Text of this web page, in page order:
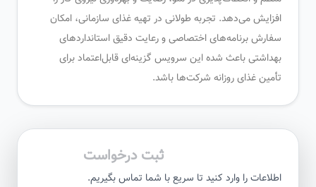
افزایش می‌دهد. تجربه طولانی در تهیه غذای سازمانی، امکان
سفارش برنامه‌های اختصاصی و رعایت دقیق استانداردهای
بهداشتی باعث شده این سرویس گزینه‌ای قابل‌اعتماد برای
تأمین غذای روزانه شرکت‌ها باشد.
ثبت درخواست
اطلاعات را وارد کنید تا سریع با شما تماس بگیریم.